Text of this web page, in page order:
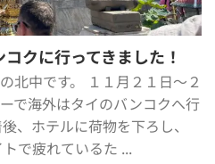
クに行ってきました！
北中です。 １１月２１日～２
で海外はタイのバンコクへ行
、ホテルに荷物を下ろし、
で疲れているた ...